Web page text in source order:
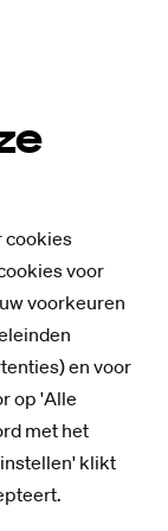
cookies
voor
voorkeuren
en voor
op 'Alle
met het
klikt